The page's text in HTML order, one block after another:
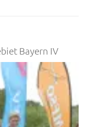
Bayern IV